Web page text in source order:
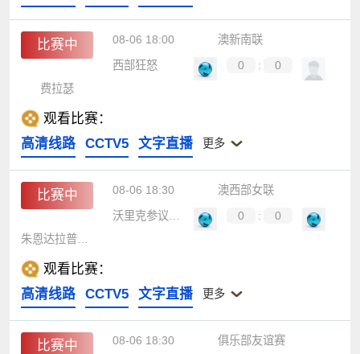
比赛中 08-06 18:00
澳新南联
西部狂怒
0 :
0
费拉瑟
观看比赛：
高清线路
CCTV5 文字直播 更多
比赛中 08-06 18:30
澳西部女联
0 :
0
观看比赛：
高清线路
CCTV5 文字直播 更多
比赛中 08-06 18:30
俱乐部友谊赛